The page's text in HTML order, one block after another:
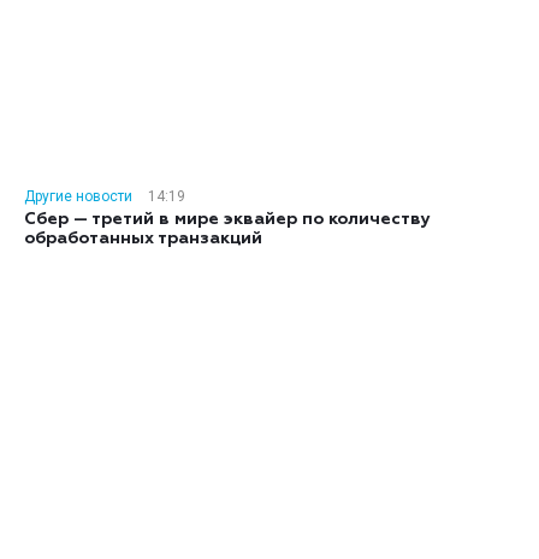
Другие новости
14:19
Сбер — третий в мире эквайер по количеству
обработанных транзакций